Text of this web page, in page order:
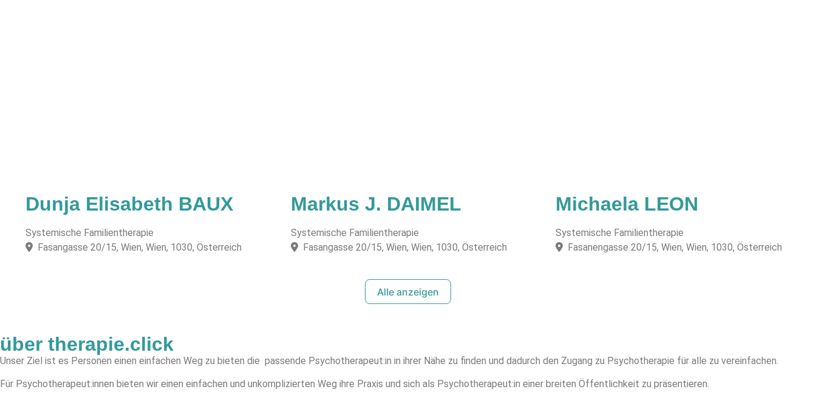
Dunja Elisabeth BAUX
Systemische Familientherapie
Fasangasse 20/15, Wien, Wien, 1030, Österreich
Markus J. DAIMEL
Systemische Familientherapie
Fasangasse 20/15, Wien, Wien, 1030, Österreich
Michaela LEON
Systemische Familientherapie
Fasanengasse 20/15, Wien, Wien, 1030, Österreich
Alle anzeigen
über therapie.click
Unser Ziel ist es Personen einen einfachen Weg zu bieten die passende Psychotherapeut:in in ihrer Nähe zu finden und dadurch den Zugang zu Psychotherapie für alle zu vereinfachen.
Für Psychotherapeut:innen bieten wir einen einfachen und unkomplizierten Weg ihre Praxis und sich als Psychotherapeut:in einer breiten Öffentlichkeit zu präsentieren.